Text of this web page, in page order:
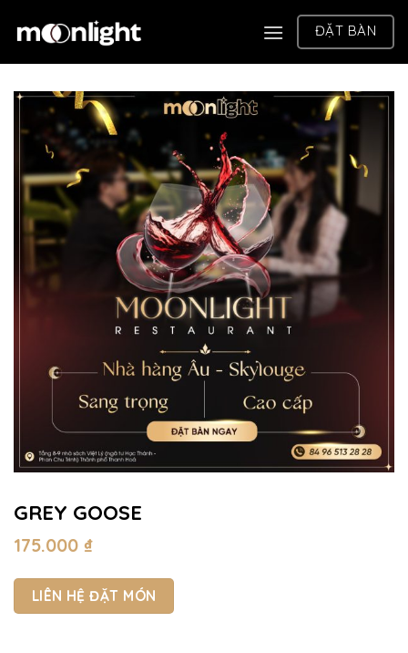
đến
ĐẶT BÀN
GREY GOOSE
175.000 ₫
LIÊN HỆ ĐẶT MÓN